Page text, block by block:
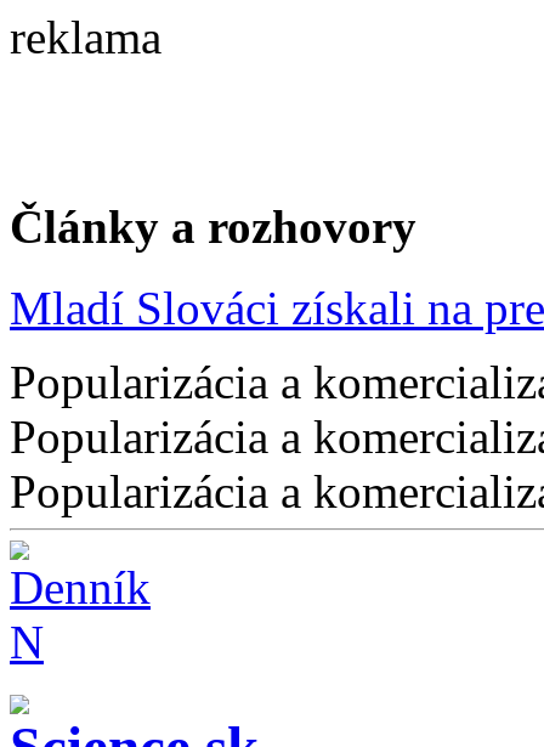
reklama
Články a rozhovory
Mladí Slováci získali na
Popularizácia a
Popularizácia a
Popularizácia a